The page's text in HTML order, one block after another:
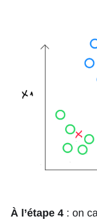
À l’étape 4 : on